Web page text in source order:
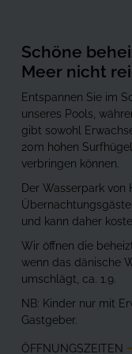
Schöne
Meer nicht
Entspannen Sie im
unseres Pools,
gibt sowohl
20m hohen
verbringen können.
Der Wasserpark
und kann daher
Wir öffnen die
wenn das dänische
umschlägt, ca. 1.9.
NB: Kinder nur mit
Gastgeber.
ÖFFNUNGSZEITEN